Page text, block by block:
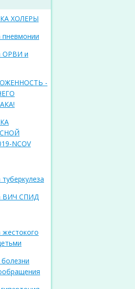
ХОЛЕРЫ
пневмонии
ОРВИ и
-
NCOV
ВИЧ СПИД